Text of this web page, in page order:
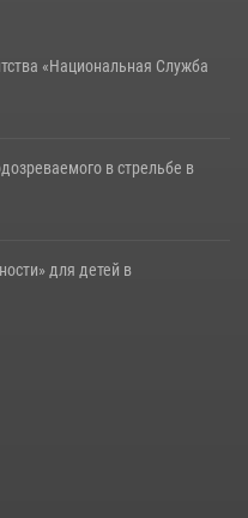
«Национальная Служба
в стрельбе в
для детей в